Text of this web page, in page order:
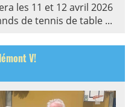
les 11 et 12 avril 2026
de tennis de table ...
V!